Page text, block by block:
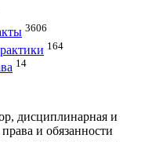
3606
164
14
дисциплинарная и
и обязанности